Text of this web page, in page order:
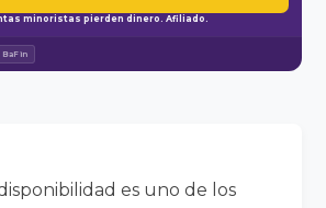
minoristas pierden dinero. Afiliado.
BaFin
es uno de los